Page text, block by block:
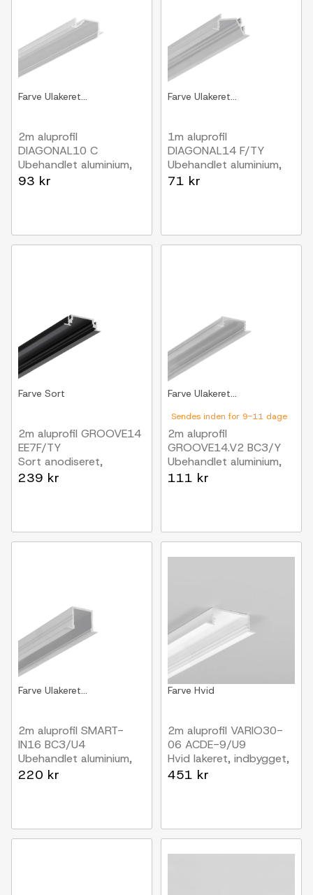
Farve Ulakeret...
2m aluprofil
DIAGONAL10 C
Ubehandlet aluminium,
indbygget, LED skinne
93 kr
Farve Ulakeret...
1m aluprofil
DIAGONAL14 F/TY
Ubehandlet aluminium,
indbygget, LED skinne
71 kr
Farve Sort
2m aluprofil GROOVE14
EE7F/TY
Sort anodiseret,
indbygget, LED skinne
239 kr
Sendes inden for 9-11 dage
Farve Ulakeret...
2m aluprofil
GROOVE14.V2 BC3/Y
Ubehandlet aluminium,
indbygget, LED skinne
111 kr
Farve Ulakeret...
2m aluprofil SMART-
IN16 BC3/U4
Ubehandlet aluminium,
indbygget, LED skinne
220 kr
Farve Hvid
2m aluprofil VARIO30-
06 ACDE-9/U9
Hvid lakeret, indbygget,
LED skinne
451 kr